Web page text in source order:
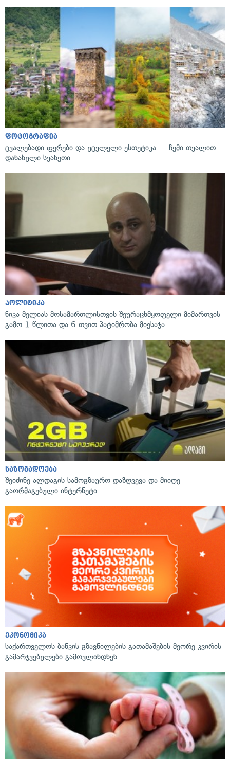
ფოტოგრაფია
ცვალებადი ფერები და უცვლელი ესთეტიკა — ჩემი თვალით
დანახული სვანეთი
პოლიტიკა
ნიკა მელიას მოსამართლისთვის შეურაცხმყოფელი მიმართვის
გამო 1 წლითა და 6 თვით პატიმრობა მიესაჯა
საზოგადოება
შეიძინე ალდაგის სამოგზაურო დაზღვევა და მიიღე
გაორმაგებული ინტერნეტი
ეკონომიკა
საქართველოს ბანკის გზავნილების გათამაშების მეორე კვირის
გამარჯვებულები გამოვლინდნენ